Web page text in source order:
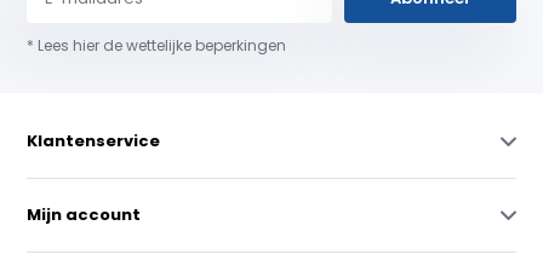
* Lees hier de wettelijke beperkingen
Klantenservice
Mijn account